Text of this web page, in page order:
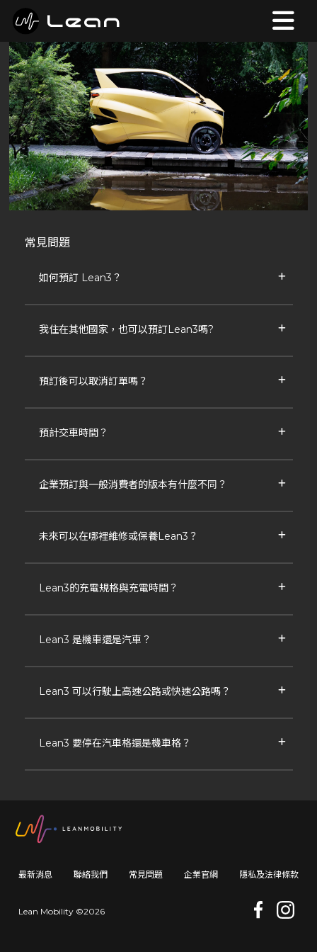
常見問題
如何預訂 Lean3？
我住在其他國家，也可以預訂Lean3嗎?
預訂後可以取消訂單嗎？
預計交車時間？
企業預訂與一般消費者的版本有什麼不同？
未來可以在哪裡維修或保養Lean3？
Lean3的充電規格與充電時間？
Lean3 是機車還是汽車？
Lean3 可以行駛上高速公路或快速公路嗎？
Lean3 要停在汽車格還是機車格？
最新消息 聯絡我們 常見問題 企業官網 隱私及法律條款
Lean Mobility ©2026